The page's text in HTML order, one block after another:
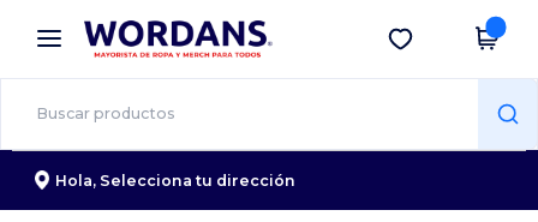
× App de Wordans
¡Mejores precios en app!
Descargar app
Hola, Selecciona tu dirección